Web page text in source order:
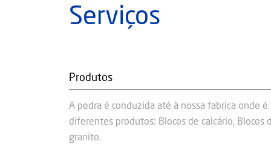
Serviços
Produtos
A pedra é conduzida até à nossa fabrica onde
diferentes produtos: Blocos de calcário, Blocos
granito.